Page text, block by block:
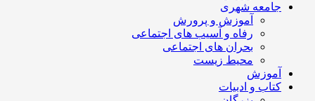
تهران
جامعه شهری
آموزش و پرورش
رفاه و آسیب های اجتماعی
بحران های اجتماعی
محیط زیست
آموزش
کتاب و ادبیات